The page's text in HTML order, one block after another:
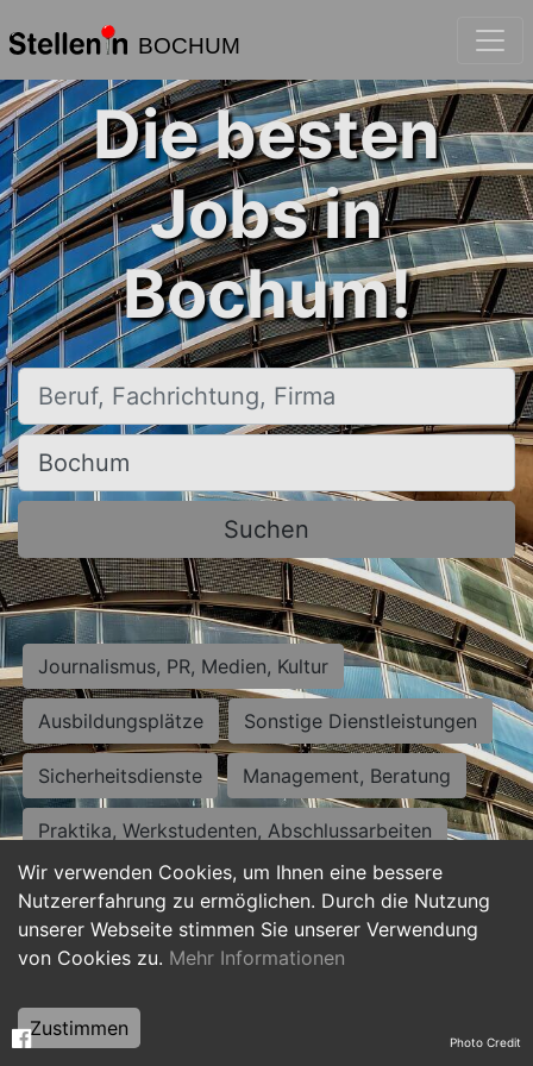
BOCHUM
Wir verwenden Cookies, um Ihnen eine bessere
Nutzererfahrung zu ermöglichen. Durch die Nutzung
unserer Webseite stimmen Sie unserer Verwendung
von Cookies zu. Mehr Informationen
Zustimmen
Die besten
Jobs in
Bochum!
Beruf, Fachrichtung, Firma
Ort, Stadt
Suchen
Journalismus, PR, Medien, Kultur
Ausbildungsplätze Sonstige Dienstleistungen
Sicherheitsdienste Management, Beratung
Praktika, Werkstudenten, Abschlussarbeiten
Personalwesen Assistenz, Sekretariat
Hilfskräfte, Aushilfs- und Nebenjobs
Weiterbildung, Studium, duale Ausbildung Photo Credit